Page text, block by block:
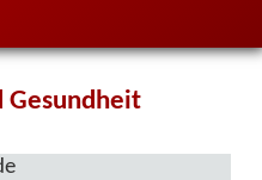
Gesundheit